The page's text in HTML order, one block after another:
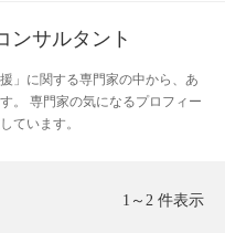
ンサルタント
」に関する専門家の中から、あ
。 専門家の気になるプロフィー
ています。
1～2 件表示